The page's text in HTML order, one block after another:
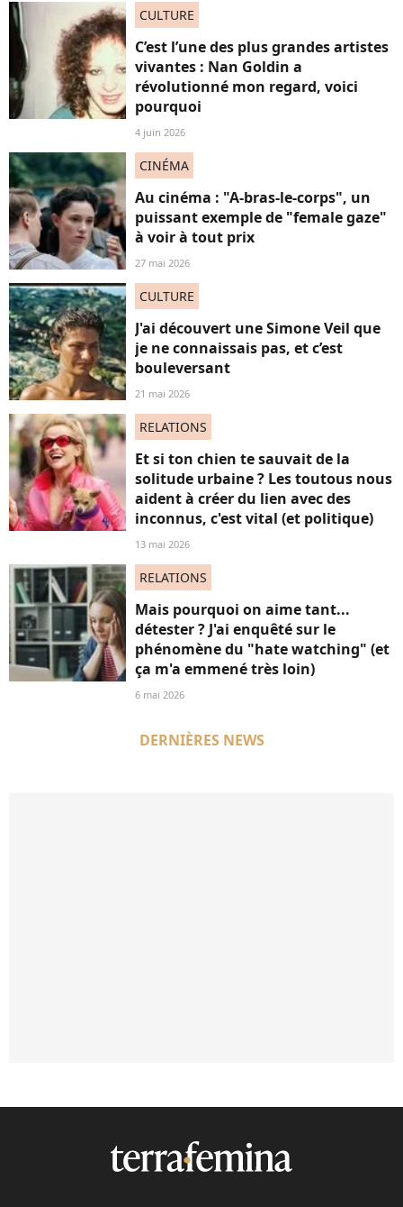
CULTURE
C’est l’une des plus grandes artistes
vivantes : Nan Goldin a
révolutionné mon regard, voici
pourquoi
4 juin 2026
CINÉMA
Au cinéma : "A-bras-le-corps", un
puissant exemple de "female gaze"
à voir à tout prix
27 mai 2026
CULTURE
J'ai découvert une Simone Veil que
je ne connaissais pas, et c’est
bouleversant
21 mai 2026
RELATIONS
Et si ton chien te sauvait de la
solitude urbaine ? Les toutous nous
aident à créer du lien avec des
inconnus, c'est vital (et politique)
13 mai 2026
RELATIONS
Mais pourquoi on aime tant...
détester ? J'ai enquêté sur le
phénomène du "hate watching" (et
ça m'a emmené très loin)
6 mai 2026
DERNIÈRES NEWS